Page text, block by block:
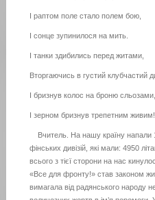
І раптом поле стало полем бою,
І сонце зупинилося на мить.
І танки здибились перед житами,
Вторгаючись в густий клубчастий
І бризнув колос на броню сльозами,
І зерном бризнув трепетним живим!
Вчитель. На нашу країну напали
фінських дивізій, які мали: 4950
всього з тієї сторони на нас
«Все для фронту!» став законом
вимагала від радянського народу